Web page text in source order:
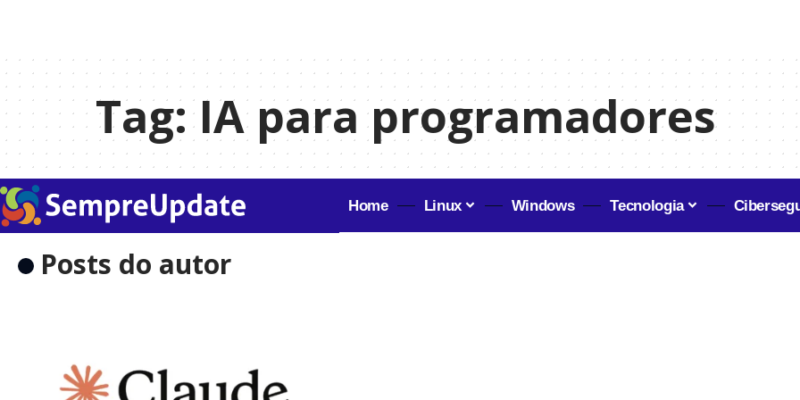
Tag:IA para programadores
Home Linux Windows Tecnologia
Posts do autor